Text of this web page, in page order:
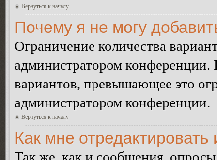
Вернуться к началу
Почему я не могу
Ограничение количества
администратором конференции.
вариантов, превышающее это
администратором конференции.
Вернуться к началу
Как мне
Так же, как и сообщения, опросы